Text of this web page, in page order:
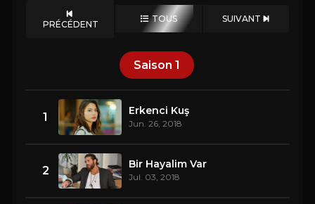
PRÉCÉDENT TOUS SUIVANT
Saison 1
1 Erkenci Kuş
Jun. 26, 2018
2 Bir Hayalim Var
Jul. 03, 2018